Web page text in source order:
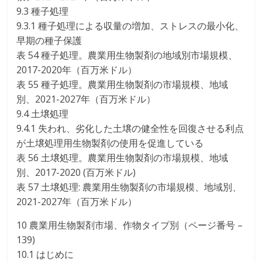
9.3 種子処理
9.3.1 種子処理による収量の増加、ストレスの最小化、
早期の種子保護
表 54 種子処理。農業用生物製剤の地域別市場規模、
2017-2020年（百万米ドル）
表 55 種子処理。農業用生物製剤の市場規模、地域
別、2021-2027年（百万米ドル）
9.4 土壌処理
9.4.1 失われ、劣化した土壌の健全性を回復させる利点
が土壌処理用生物製剤の使用を促進している
表 56 土壌処理。農業用生物製剤の市場規模、地域
別、2017-2020 (百万米ドル)
表 57 土壌処理: 農業用生物製剤の市場規模、地域別、
2021-2027年（百万米ドル）
10 農業用生物製剤市場、作物タイプ別（ページ番号 –
139)
10.1 はじめに